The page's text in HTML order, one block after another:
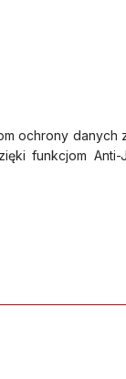
ochrony
funkcjom Anti-